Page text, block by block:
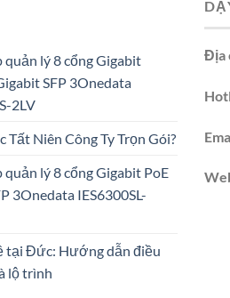
quản lý 8 cổng Gigabit
SFP 3Onedata
2LV
Tất Niên Công Ty Trọn Gói?
lý 8 cổng Gigabit PoE
3Onedata IES6300SL-
tại Đức: Hướng dẫn điều
lộ trình
Địa